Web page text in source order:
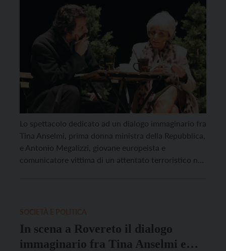
Lo spettacolo dedicato ad un dialogo immaginario fra
Tina Anselmi, prima donna ministra della Repubblica,
e Antonio Megalizzi, giovane europeista e
comunicatore vittima di un attentato terroristico nel
In scena a Rovereto il dialogo
immaginario fra Tina Anselmi e